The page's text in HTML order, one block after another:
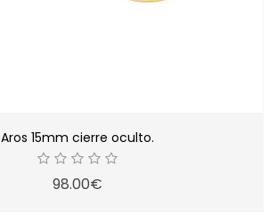
Aros 15mm cierre oculto.
98.00€